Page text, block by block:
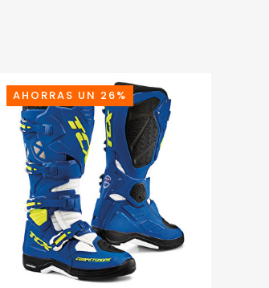
AHORRAS UN 26%